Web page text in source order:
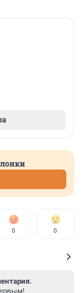
0 0